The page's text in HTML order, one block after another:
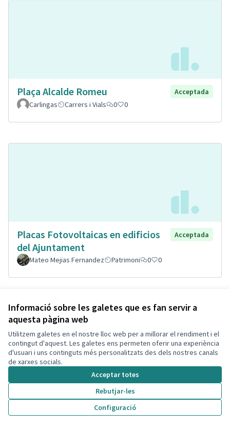
Informació sobre les galetes que es fan servir a
aquesta pàgina web
Utilitzem galetes en el nostre lloc web per a millorar el rendiment i el
contingut d'aquest. Les galetes ens permeten oferir una experiència
d'usuari i uns continguts més personalitzats des dels nostres canals
de xarxes socials.
Acceptar totes
Rebutjar-les
Configuració
Plaça Alcalde Romeu
Acceptada
Carlingas
Carrers i Vials 0 0
Placas Fotovoltaicas en edificios
del Ajuntament
Acceptada
Mateo Mejias Fernandez Patrimoni 0 0
Porterías playa Segur de Calafell